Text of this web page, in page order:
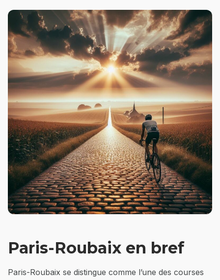
Paris-Roubaix en bref
Paris-Roubaix se distingue comme l’une des courses